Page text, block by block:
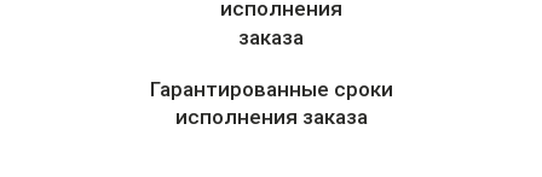
Гарантированные сроки
исполнения заказа